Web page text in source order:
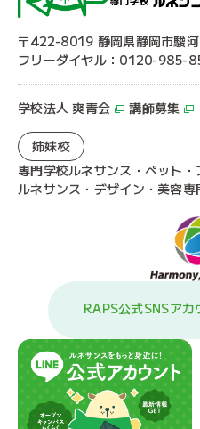
〒422-8019 静岡県静岡市駿
フリーダイヤル：0120-985-
学校法人 爽青会 講師募集
姉妹校
専門学校ルネサンス・ペット
ルネサンス・デザイン・美容専
RAPS公式SNSアカ